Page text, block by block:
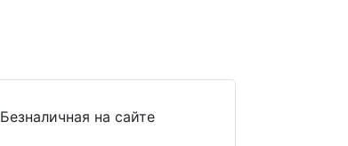
Безналичная на сайте